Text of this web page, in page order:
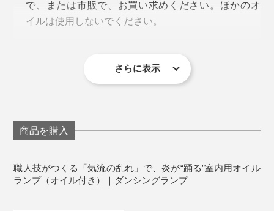
火を消したい時は、吹き消すだけでOKです（「レイン
は保管できません。少量ずつ注いで燃やすか、燃焼して
使いきってください）
いつもはしなかった、仕事以外の話も弾んで、炎のよさ
を実感しましたが、「自分も含めて、キャンプへ行かな
ガラスのオイルボトルがブレないように、しかし、つっ
かえることもなく、スムーズに入っていくように、寸分
で、または市販で、お買い求めください。ほかのオ
イルは使用しないでください。
やすか、燃焼して使いきってください
点灯中は、製品のそばから離れないようにしてくだ
触れず、また動かさないでください。
いますのでご注意ください。
周りに燃えやすいものがない状態で、水平で安全な
さらに表示
商品を購入
職人技がつくる「気流の乱れ」で、炎が“踊る”室内用オイル
ランプ（オイル付き）｜ダンシングランプ